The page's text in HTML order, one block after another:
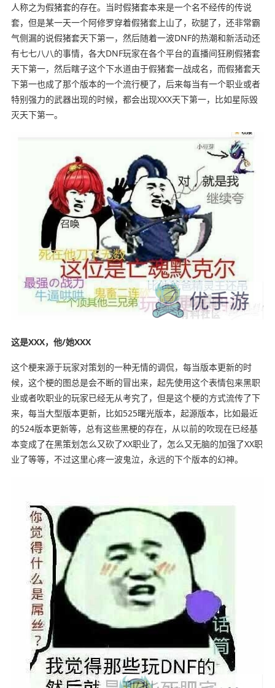
人称之为假猪套的存在。当时假猪套本来是一个名不经传的传说
套，但是某一天一个阿修罗穿着假猪套上山了，砍腿了，还非常霸
气侧漏的说假猪套天下第一，然后随着一波DNF的热潮和新活动还
有七七八八的事情，各大DNF玩家在各个平台的直播间狂刷假猪套
天下第一，然后瞎子这个下水道由于假猪套一战成名，而假猪套天
下第一也成了那个版本的一个流行梗了，后来每当有一个职业或者
特别强力的武器出现的时候，都会出现XXX天下第一，比如星际毁
灭天下第一。
这是XXX，他/她XXX
这个梗来源于玩家对策划的一种无情的调侃，每当版本更新的时
候，这个梗的图总是会不断的冒出来，起先使用这个表情包来黑职
业或者吹职业的玩家已经无从考究了，但是这个梗的方式流传了下
来，每当大型版本更新，比如525曙光版本，起源版本，比如最近
的524版本更新等，总有这些黑梗的存在，从以前的吹现在已经基
本变成了在黑策划怎么又砍了XX职业了，怎么又无脑的加强了XX职
业了等等，不过这里心疼一波鬼泣，永远的下个版本的幻神。